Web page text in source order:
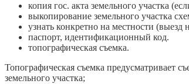
копия гос. акта земельного участка
выкопирование земельного участка
узнать конкретно на местности (выезд
паспорт, идентификационный код.
топографическая съемка.
Топографическая съемка предусматривает
земельного участка;